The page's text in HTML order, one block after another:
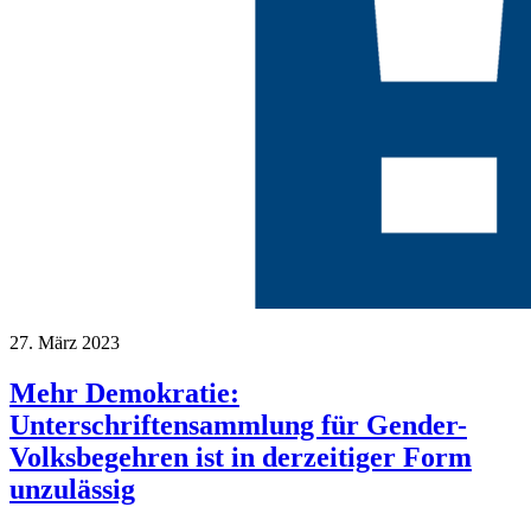
27. März 2023
Mehr Demokratie:
Unterschriftensammlung für Gender-
Volksbegehren ist in derzeitiger Form
unzulässig